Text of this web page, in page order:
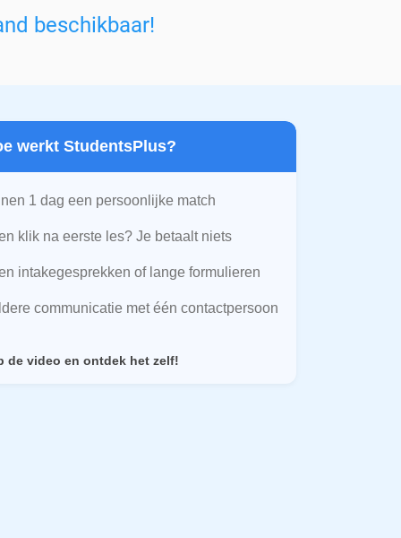
beschikbaar!
werkt StudentsPlus?
1 dag een persoonlijke match
klik na eerste les? Je betaalt niets
intakegesprekken of lange formulieren
communicatie met één contactpersoon
de video en ontdek het zelf!